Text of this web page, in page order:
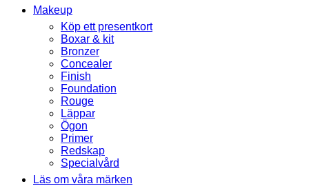
Makeup
Köp ett presentkort
Boxar & kit
Bronzer
Concealer
Finish
Foundation
Rouge
Läppar
Ögon
Primer
Redskap
Specialvård
Läs om våra märken